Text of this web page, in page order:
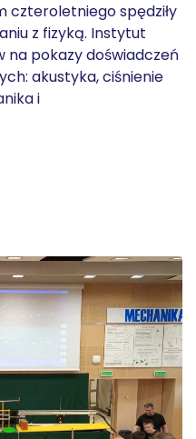
czteroletniego spędziły
z fizyką. Instytut
na pokazy doświadczeń
akustyka, ciśnienie
i